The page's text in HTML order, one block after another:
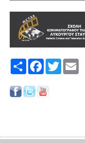
Share FacebookTwitter